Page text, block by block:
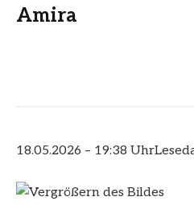
Amira
18.05.2026 – 19:38 Uhr